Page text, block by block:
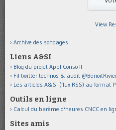
View
Archive des sondages
Liens A&SI
Blog du projet AppliConso II
Fil twitter technos & audit
Les articles A&SI (flux RSS) au format
Outils en ligne
Calcul du barème d'heures CNCC en
Sites amis